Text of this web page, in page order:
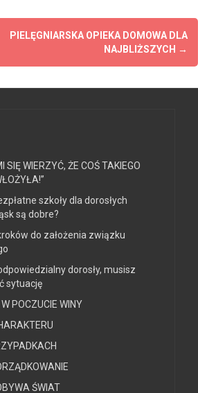
PIELĘGNIARSKA OPIEKA DOMOWA DLA
NAJBLIŻSZYCH →
SIĘ WIERZYĆ, ŻE COŚ TAKIEGO
szkoły dla dorosłych
są dobre?
do założenia związku
dorosły, musisz
sytuację
POCZUCIE WINY
ŚWIAT